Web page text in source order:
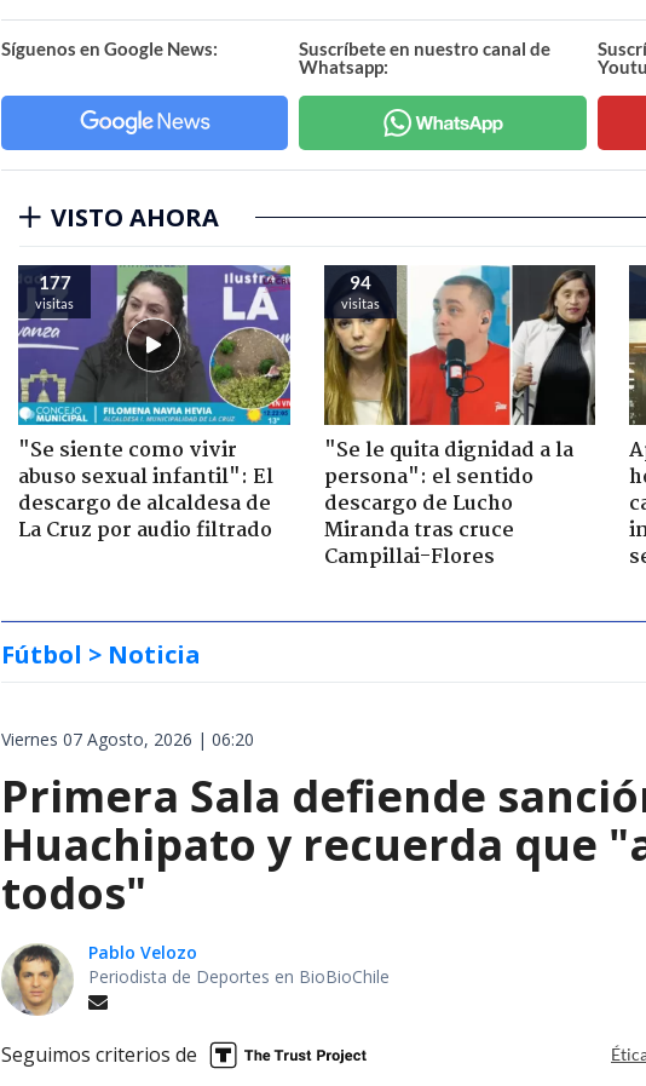
Síguenos en Google News:
Suscríbete en nuestro canal de
Whatsapp:
VISTO AHORA
177
visitas
"Se siente como vivir
abuso sexual infantil": El
descargo de alcaldesa de
La Cruz por audio filtrado
94
visitas
"Se le quita dignidad a la
persona": el sentido
descargo de Lucho
Miranda tras cruce
Campillai-Flores
Fútbol > Noticia
Viernes 07 Agosto, 2026 | 06:20
Primera Sala defiende
Huachipato y recuerda que
todos"
Pablo Velozo
Periodista de Deportes en BioBioChile
Seguimos criterios de